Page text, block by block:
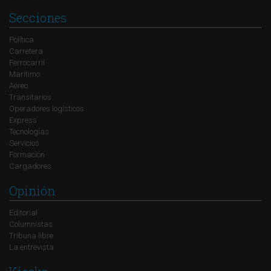
Secciones
Política
Carretera
Ferrocarril
Marítimo
Aéreo
Transitarios
Operadores logísticos
Express
Tecnologías
Servicios
Formación
Cargadores
Opinión
Editorial
Columnistas
Tribuna libre
La entrevista